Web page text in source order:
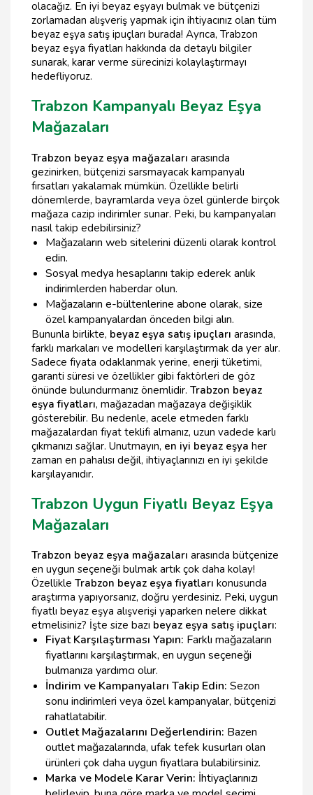
olacağız. En iyi beyaz eşyayı bulmak ve bütçenizi
zorlamadan alışveriş yapmak için ihtiyacınız olan tüm
beyaz eşya satış ipuçları burada! Ayrıca, Trabzon
beyaz eşya fiyatları hakkında da detaylı bilgiler
sunarak, karar verme sürecinizi kolaylaştırmayı
hedefliyoruz.
Trabzon Kampanyalı Beyaz Eşya
Mağazaları
Trabzon beyaz eşya mağazaları arasında
gezinirken, bütçenizi sarsmayacak kampanyalı
fırsatları yakalamak mümkün. Özellikle belirli
dönemlerde, bayramlarda veya özel günlerde birçok
mağaza cazip indirimler sunar. Peki, bu kampanyaları
nasıl takip edebilirsiniz?
Mağazaların web sitelerini düzenli olarak kontrol
edin.
Sosyal medya hesaplarını takip ederek anlık
indirimlerden haberdar olun.
Mağazaların e-bültenlerine abone olarak, size
özel kampanyalardan önceden bilgi alın.
Bununla birlikte, beyaz eşya satış ipuçları arasında,
farklı markaları ve modelleri karşılaştırmak da yer alır.
Sadece fiyata odaklanmak yerine, enerji tüketimi,
garanti süresi ve özellikler gibi faktörleri de göz
önünde bulundurmanız önemlidir. Trabzon beyaz
eşya fiyatları, mağazadan mağazaya değişiklik
gösterebilir. Bu nedenle, acele etmeden farklı
mağazalardan fiyat teklifi almanız, uzun vadede karlı
çıkmanızı sağlar. Unutmayın, en iyi beyaz eşya her
zaman en pahalısı değil, ihtiyaçlarınızı en iyi şekilde
karşılayanıdır.
Trabzon Uygun Fiyatlı Beyaz Eşya
Mağazaları
Trabzon beyaz eşya mağazaları arasında bütçenize
en uygun seçeneği bulmak artık çok daha kolay!
Özellikle Trabzon beyaz eşya fiyatları konusunda
araştırma yapıyorsanız, doğru yerdesiniz. Peki, uygun
fiyatlı beyaz eşya alışverişi yaparken nelere dikkat
etmelisiniz? İşte size bazı beyaz eşya satış ipuçları:
Fiyat Karşılaştırması Yapın: Farklı mağazaların
fiyatlarını karşılaştırmak, en uygun seçeneği
bulmanıza yardımcı olur.
İndirim ve Kampanyaları Takip Edin: Sezon
sonu indirimleri veya özel kampanyalar, bütçenizi
rahatlatabilir.
Outlet Mağazalarını Değerlendirin: Bazen
outlet mağazalarında, ufak tefek kusurları olan
ürünleri çok daha uygun fiyatlara bulabilirsiniz.
Marka ve Modele Karar Verin: İhtiyaçlarınızı